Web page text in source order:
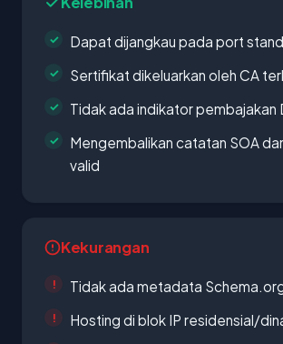
Dapat dijangkau pada port
Sertifikat dikeluarkan oleh CA
Tidak ada indikator pembajakan
Mengembalikan catatan SOA
valid
Kekurangan
Tidak ada metadata
Hosting di blok IP residensial/